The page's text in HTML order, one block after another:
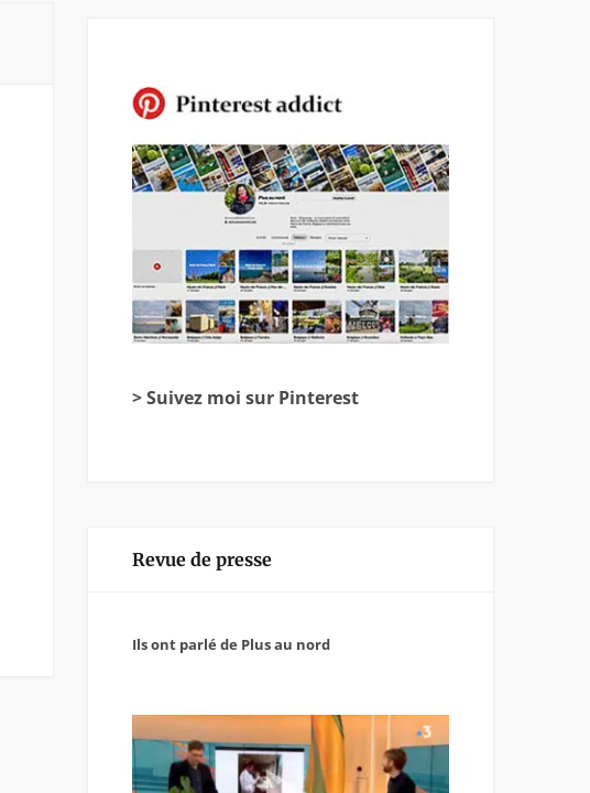
> Suivez moi sur Pinterest
Revue de presse
Ils ont parlé de Plus au nord